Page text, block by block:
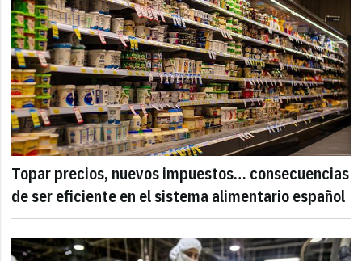
Topar precios, nuevos impuestos… consecuencias
de ser eficiente en el sistema alimentario español